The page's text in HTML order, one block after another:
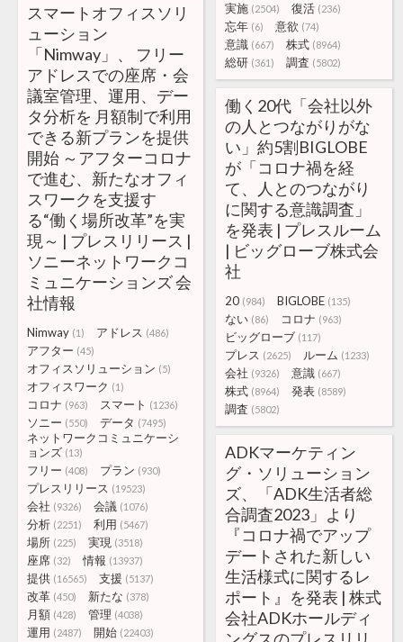
実施 (2504) 復活 (236)
忘年 (6) 意欲 (74)
意識 (667) 株式 (8964)
総研 (361) 調査 (5802)
スマートオフィスソリ
ューション
「Nimway」、 フリー
アドレスでの座席・会
議室管理、運用、デー
タ分析を 月額制で利用
できる新プランを提供
開始 ～アフターコロナ
で進む、新たなオフィ
スワークを支援す
る“働く場所改革”を実
現～ | プレスリリース |
ソニーネットワークコ
ミュニケーションズ 会
社情報
Nimway (1) アドレス (486)
アフター (45)
オフィスソリューション (5)
オフィスワーク (1)
コロナ (963) スマート (1236)
ソニー (550) データ (7495)
ネットワークコミュニケーシ
ョンズ (13)
フリー (408) プラン (930)
プレスリリース (19523)
会社 (9326) 会議 (1076)
分析 (2251) 利用 (5467)
場所 (225) 実現 (3518)
座席 (32) 情報 (13937)
提供 (16565) 支援 (5137)
改革 (450) 新たな (378)
月額 (428) 管理 (4038)
運用 (2487) 開始 (22403)
働く20代「会社以外
の人とつながりがな
い」約5割BIGLOBE
が「コロナ禍を経
て、人とのつながり
に関する意識調査」
を発表 | プレスルーム
| ビッグローブ株式会
社
20 (984) BIGLOBE (135)
ない (86) コロナ (963)
ビッグローブ (117)
プレス (2625) ルーム (1233)
会社 (9326) 意識 (667)
株式 (8964) 発表 (8589)
調査 (5802)
ADKマーケティン
グ・ソリューション
ズ、「ADK生活者総
合調査2023」より
『コロナ禍でアップ
デートされた新しい
生活様式に関するレ
ポート』を発表 | 株式
会社ADKホールディ